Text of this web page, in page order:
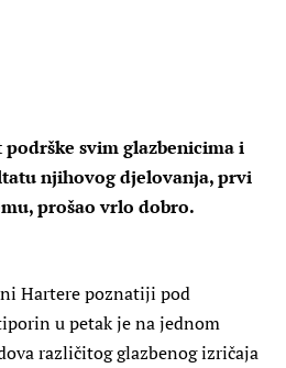
svim glazbenicima i
njihovog djelovanja, prvi
prošao vrlo dobro.
Hartere poznatiji pod
u petak je na jednom
različitog glazbenog izričaja